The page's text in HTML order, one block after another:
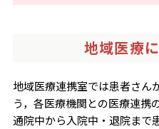
地域医療
地域医療連携室では患者さん
う，各医療機関との医療連携
通院中から入院中・退院まで